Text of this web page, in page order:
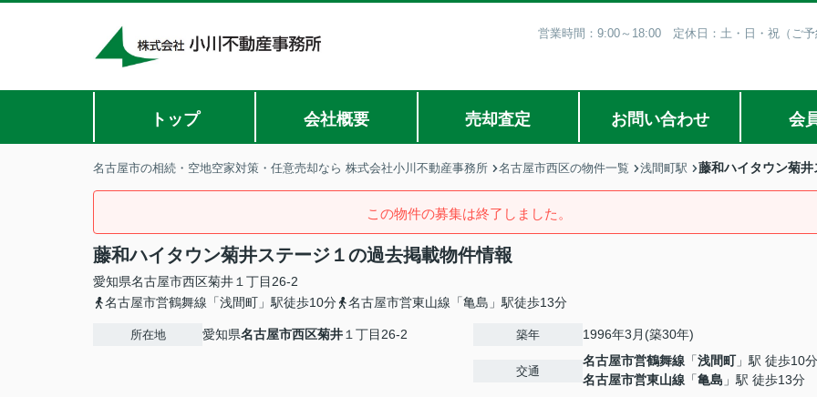
営業時間：9:00～18:00 定休日：土・日・祝（ご
トップ 会社概要 売却査定 お問い合わせ 会
名古屋市の相続・空地空家対策・任意売却なら 株式会社小川不動産事務所 名古屋市西区の物件一覧 浅間町駅 藤和ハイタウン菊井
この物件の募集は終了しました。
藤和ハイタウン菊井ステージ１の過去掲載物件情報
愛知県名古屋市西区菊井 １丁目26-2
名古屋市営鶴舞線「浅間町」駅徒歩10分
名古屋市営東山線「亀島」駅徒歩13分
所在地 愛知県名古屋市西区菊井 １丁目26-2 築年 1996年3月(築30年)
交通
名古屋市営鶴舞線 「浅間町」駅 徒歩10分
名古屋市営東山線 「亀島 」駅 徒歩13分